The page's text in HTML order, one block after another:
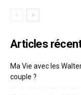
Articles
Ma Vie avec les
couple ?